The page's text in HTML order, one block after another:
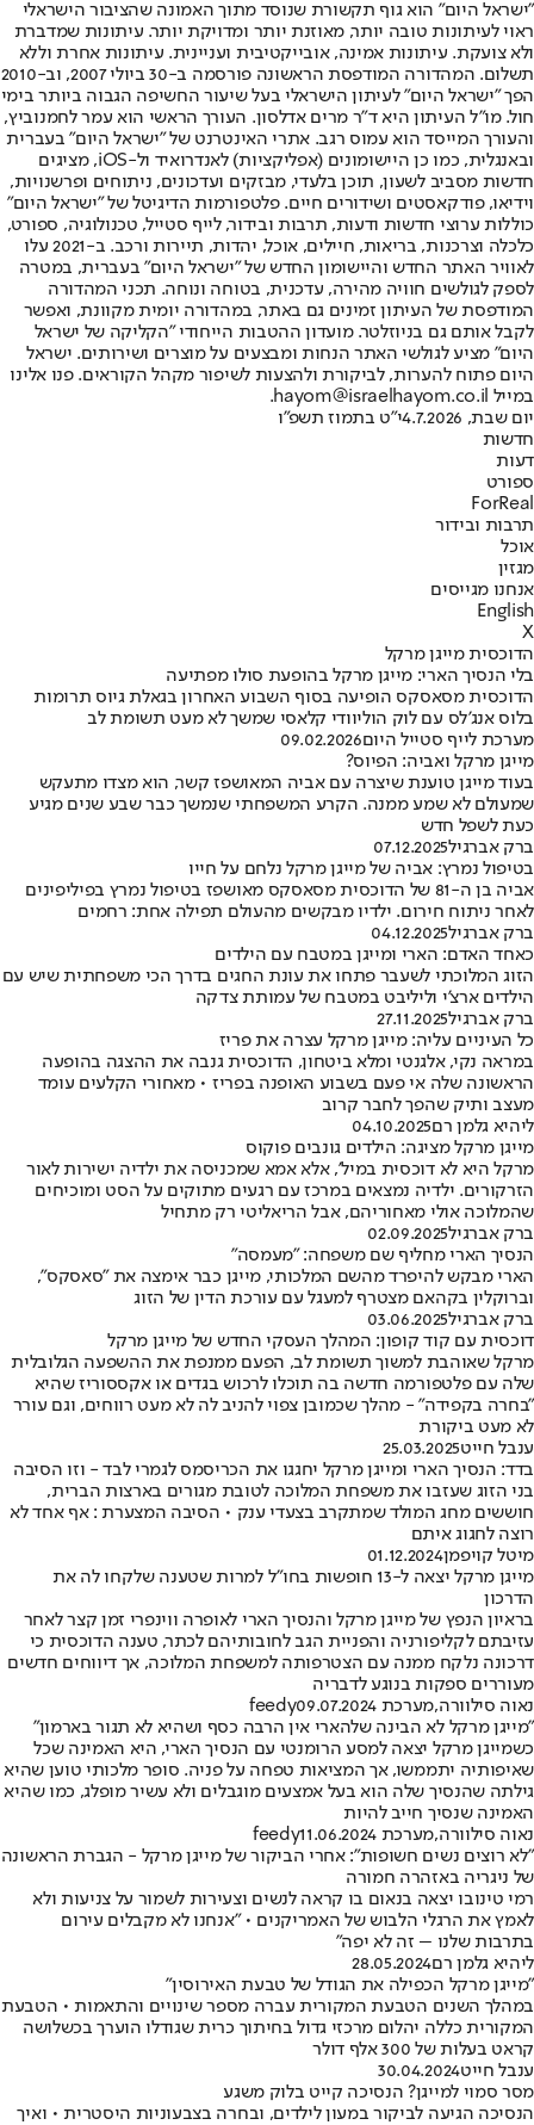
"ישראל היום" הוא גוף תקשורת שנוסד מתוך האמונה שהציבור הישראלי
ראוי לעיתונות טובה יותר, מאוזנת יותר ומדויקת יותר. עיתונות שמדברת
ולא צועקת. עיתונות אמינה, אובייקטיבית ועניינית. עיתונות אחרת וללא
תשלום. המהדורה המודפסת הראשונה פורסמה ב-30 ביולי 2007, וב-2010
הפך "ישראל היום" לעיתון הישראלי בעל שיעור החשיפה הגבוה ביותר בימי
חול. מו"ל העיתון היא ד"ר מרים אדלסון. העורך הראשי הוא עמר לחמנוביץ,
והעורך המייסד הוא עמוס רגב. אתרי האינטרנט של "ישראל היום" בעברית
ובאנגלית, כמו כן היישומונים (אפליקציות) לאנדרואיד ול-iOS, מציגים
חדשות מסביב לשעון, תוכן בלעדי, מבזקים ועדכונים, ניתוחים ופרשנויות,
וידיאו, פודקאסטים ושידורים חיים. פלטפורמות הדיגיטל של "ישראל היום"
כוללות ערוצי חדשות ודעות, תרבות ובידור, לייף סטייל, טכנולוגיה, ספורט,
כלכלה וצרכנות, בריאות, חיילים, אוכל, יהדות, תיירות ורכב. ב-2021 עלו
לאוויר האתר החדש והיישומון החדש של "ישראל היום" בעברית, במטרה
לספק לגולשים חוויה מהירה, עדכנית, בטוחה ונוחה. תכני המהדורה
המודפסת של העיתון זמינים גם באתר, במהדורה יומית מקוונת, ואפשר
לקבל אותם גם בניוזלטר. מועדון ההטבות הייחודי "הקליקה של ישראל
היום" מציע לגולשי האתר הנחות ומבצעים על מוצרים ושירותים. ישראל
היום פתוח להערות, לביקורת ולהצעות לשיפור מקהל הקוראים. פנו אלינו
במייל hayom@israelhayom.co.il.
יום שבת, 4.7.2026
י"ט בתמוז תשפ"ו
חדשות
דעות
ספורט
ForReal
תרבות ובידור
אוכל
מגזין
אנחנו מגייסים
English
X
הדוכסית מייגן מרקל
בלי הנסיך הארי: מייגן מרקל בהופעת סולו מפתיעה
הדוכסית מסאסקס הופיעה בסוף השבוע האחרון בגאלת גיוס תרומות
בלוס אנג'לס עם לוק הוליוודי קלאסי שמשך לא מעט תשומת לב
מערכת לייף סטייל היום09.02.2026
מייגן מרקל ואביה: הפיוס?
בעוד מייגן טוענת שיצרה עם אביה המאושפז קשר, הוא מצדו מתעקש
שמעולם לא שמע ממנה. הקרע המשפחתי שנמשך כבר שבע שנים מגיע
כעת לשפל חדש
ברק אברגיל07.12.2025
בטיפול נמרץ: אביה של מייגן מרקל נלחם על חייו
אביה בן ה-81 של הדוכסית מסאסקס מאושפז בטיפול נמרץ בפיליפינים
לאחר ניתוח חירום. ילדיו מבקשים מהעולם תפילה אחת: רחמים
ברק אברגיל04.12.2025
כאחד האדם: הארי ומייגן במטבח עם הילדים
הזוג המלוכתי לשעבר פתחו את עונת החגים בדרך הכי משפחתית שיש עם
הילדים ארצ'י וליליבט במטבח של עמותת צדקה
ברק אברגיל27.11.2025
כל העיניים עליה: מייגן מרקל עצרה את פריז
במראה נקי, אלגנטי ומלא ביטחון, הדוכסית גנבה את ההצגה בהופעה
הראשונה שלה אי פעם בשבוע האופנה בפריז • מאחורי הקלעים עומד
מעצב ותיק שהפך לחבר קרוב
ליהיא גלמן רם04.10.2025
מייגן מרקל מציגה: הילדים גונבים פוקוס
מרקל היא לא דוכסית במיל', אלא אמא שמכניסה את ילדיה ישירות לאור
הזרקורים. ילדיה נמצאים במרכז עם רגעים מתוקים על הסט ומוכיחים
שהמלוכה אולי מאחוריהם, אבל הריאליטי רק מתחיל
ברק אברגיל02.09.2025
הנסיך הארי מחליף שם משפחה: "מעמסה"
הארי מבקש להיפרד מהשם המלכותי, מייגן כבר אימצה את "סאסקס",
וברוקלין בקהאם מצטרף למעגל עם עורכת הדין של הזוג
ברק אברגיל03.06.2025
דוכסית עם קוד קופון: המהלך העסקי החדש של מייגן מרקל
מרקל שאוהבת למשוך תשומת לב, הפעם ממנפת את ההשפעה הגלובלית
שלה עם פלטפורמה חדשה בה תוכלו לרכוש בגדים או אקססוריז שהיא
"בחרה בקפידה" - מהלך שכמובן צפוי להניב לה לא מעט רווחים, וגם עורר
לא מעט ביקורת
ענבל חייט25.03.2025
בדד: הנסיך הארי ומייגן מרקל יחגגו את הכריסמס לגמרי לבד - וזו הסיבה
בני הזוג שעזבו את משפחת המלוכה לטובת מגורים בארצות הברית,
חוששים מחג המולד שמתקרב בצעדי ענק • הסיבה המצערת : אף אחד לא
רוצה לחגוג איתם
מיטל קויפמן01.12.2024
מייגן מרקל יצאה ל-13 חופשות בחו"ל למרות שטענה שלקחו לה את
הדרכון
בראיון הנפץ של מייגן מרקל והנסיך הארי לאופרה ווינפרי זמן קצר לאחר
עזיבתם לקליפורניה והפניית הגב לחובותיהם לכתר, טענה הדוכסית כי
דרכונה נלקח ממנה עם הצטרפותה למשפחת המלוכה, אך דיווחים חדשים
מעוררים ספקות בנוגע לדבריה
נאוה סילוורה,מערכת feedy 09.07.2024
"מייגן מרקל לא הבינה שלהארי אין הרבה כסף ושהיא לא תגור בארמון"
כשמייגן מרקל יצאה למסע הרומנטי עם הנסיך הארי, היא האמינה שכל
שאיפותיה יתממשו, אך המציאות טפחה על פניה. סופר מלכותי טוען שהיא
גילתה שהנסיך שלה הוא בעל אמצעים מוגבלים ולא עשיר מופלג, כמו שהיא
האמינה שנסיך חייב להיות
נאוה סילוורה,מערכת feedy 11.06.2024
"לא רוצים נשים חשופות": אחרי הביקור של מייגן מרקל - הגברת הראשונה
של ניגריה באזהרה חמורה
רמי טינובו יצאה בנאום בו קראה לנשים וצעירות לשמור על צניעות ולא
לאמץ את הרגלי הלבוש של האמריקנים • "אנחנו לא מקבלים עירום
בתרבות שלנו – זה לא יפה"
ליהיא גלמן רם28.05.2024
"מייגן מרקל הכפילה את הגודל של טבעת האירוסין"
במהלך השנים הטבעת המקורית עברה מספר שינויים והתאמות • הטבעת
המקורית כללה יהלום מרכזי גדול בחיתוך כרית שגודלו הוערך בכשלושה
קראט בעלות של 300 אלף דולר
ענבל חייט30.04.2024
מסר סמוי למייגן? הנסיכה קייט בלוק משגע
הנסיכה הגיעה לביקור במעון לילדים, ובחרה בצבעוניות היסטרית • ואיך